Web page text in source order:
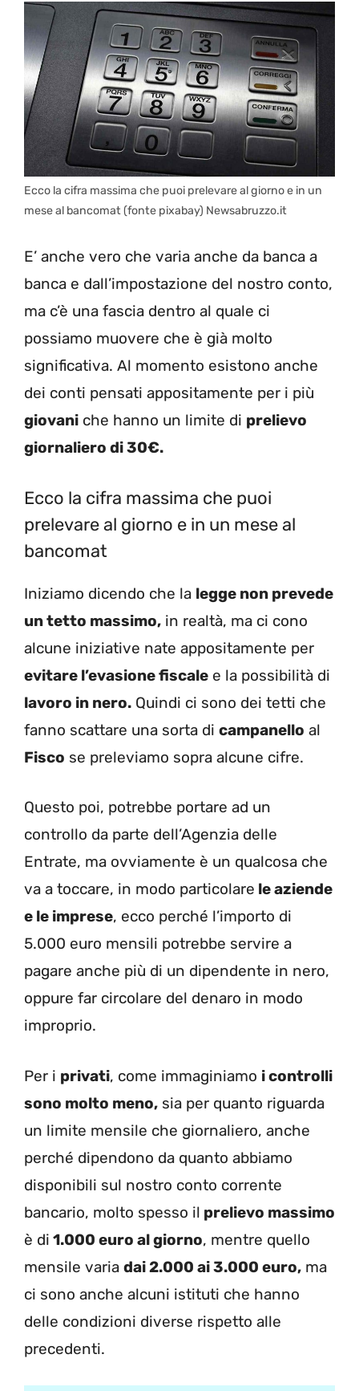
Ecco la cifra massima che puoi prelevare al giorno e in un
mese al bancomat (fonte pixabay) Newsabruzzo.it
E’ anche vero che varia anche da banca a
banca e dall’impostazione del nostro conto,
ma c’è una fascia dentro al quale ci
possiamo muovere che è già molto
significativa. Al momento esistono anche
dei conti pensati appositamente per i più
giovani che hanno un limite di prelievo
giornaliero di 30€.
Ecco la cifra massima che puoi
prelevare al giorno e in un mese al
bancomat
Iniziamo dicendo che la legge non prevede
un tetto massimo, in realtà, ma ci cono
alcune iniziative nate appositamente per
evitare l’evasione fiscale e la possibilità di
lavoro in nero. Quindi ci sono dei tetti che
fanno scattare una sorta di campanello al
Fisco se preleviamo sopra alcune cifre.
Questo poi, potrebbe portare ad un
controllo da parte dell’Agenzia delle
Entrate, ma ovviamente è un qualcosa che
va a toccare, in modo particolare le aziende
e le imprese, ecco perché l’importo di
5.000 euro mensili potrebbe servire a
pagare anche più di un dipendente in nero,
oppure far circolare del denaro in modo
improprio.
Per i privati, come immaginiamo i controlli
sono molto meno, sia per quanto riguarda
un limite mensile che giornaliero, anche
perché dipendono da quanto abbiamo
disponibili sul nostro conto corrente
bancario, molto spesso il prelievo massimo
è di 1.000 euro al giorno, mentre quello
mensile varia dai 2.000 ai 3.000 euro, ma
ci sono anche alcuni istituti che hanno
delle condizioni diverse rispetto alle
precedenti.